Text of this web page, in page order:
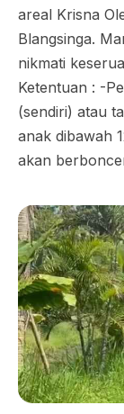
areal Krisna
Blangsinga.
nikmati
Ketentuan : -
(sendiri) atau
anak dibawah
akan